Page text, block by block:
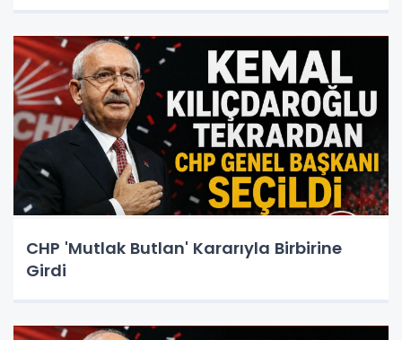
CHP 'Mutlak Butlan' Kararıyla Birbirine
Girdi